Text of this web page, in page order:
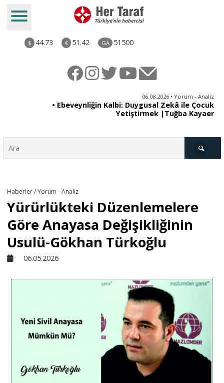
$ 44.73 € 51.42 GA 51500
06.08.2026 • Yorum - Analiz
• Ebeveynliğin Kalbi: Duygusal Zekâ ile Çocuk
Yetiştirmek |Tuğba Kayaer
Derkenar
Sivil Toplum
Kültür - Sanat
Ekonomi
Dünya
Haberler / Yorum - Analiz
Yürürlükteki Düzenlemelere
Göre Anayasa Değişikliğinin
Usulü-Gökhan Türkoğlu
06.05.2026